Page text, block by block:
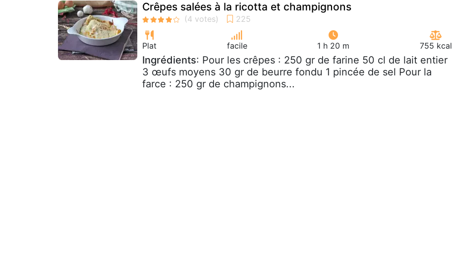
Crêpes salées à la ricotta et champignons
Plat facile 1 h 20 m 755 kcal
Ingrédients: Pour les crêpes : 250 gr de farine 50 cl de lait entier
3 œufs moyens 30 gr de beurre fondu 1 pincée de sel Pour la
farce : 250 gr de champignons...